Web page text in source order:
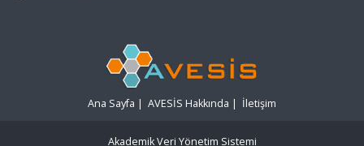
Ana Sayfa | AVESİS Hakkında | İletişim
Akademik Veri Yönetim Sistemi